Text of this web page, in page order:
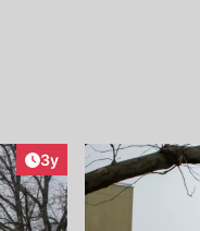
Artikel veröffentlicht:
3y